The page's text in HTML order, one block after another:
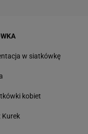
w siatkówkę
kobiet
Kurek